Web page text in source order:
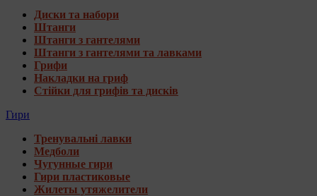
Диски та набори
Штанги
Штанги з гантелями
Штанги з гантелями та лавками
Грифи
Накладки на гриф
Стійки для грифів та дисків
Гири
Тренувальні лавки
Медболи
Чугунные гири
Гири пластиковые
Жилеты утяжелители